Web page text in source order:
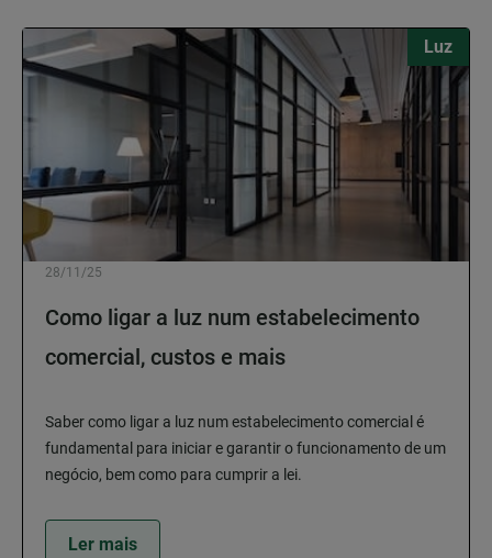
Luz
28/11/25
Como ligar a luz num estabelecimento
comercial, custos e mais
Saber como ligar a luz num estabelecimento comercial é
fundamental para iniciar e garantir o funcionamento de um
negócio, bem como para cumprir a lei.
Ler mais